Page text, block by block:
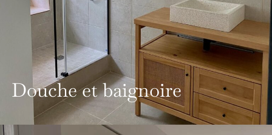
Douche et baignoire